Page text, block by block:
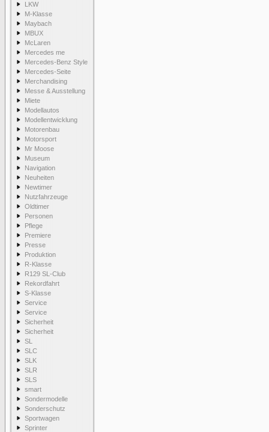
LKW
M-Klasse
Maybach
MBUX
McLaren
Mercedes me
Mercedes-Benz Style
Mercedes-Seite
Merchandising
Messe & Ausstellung
Miete
Modellautos
Modellentwicklung
Motorenbau
Motorsport
Mr Moose
Museum
Navigation
Neuheiten
Newtimer
Nutzfahrzeuge
Oldtimer
Personen
Pflege
Premiere
Presse
Produktion
R-Klasse
R129 SL-Club
Rekordfahrt
S-Klasse
Service
Service
Sicherheit
Sicherheit
SL
SLC
SLK
SLR
SLS
smart
Sondermodelle
Sonderschutz
Sportwagen
Sprinter